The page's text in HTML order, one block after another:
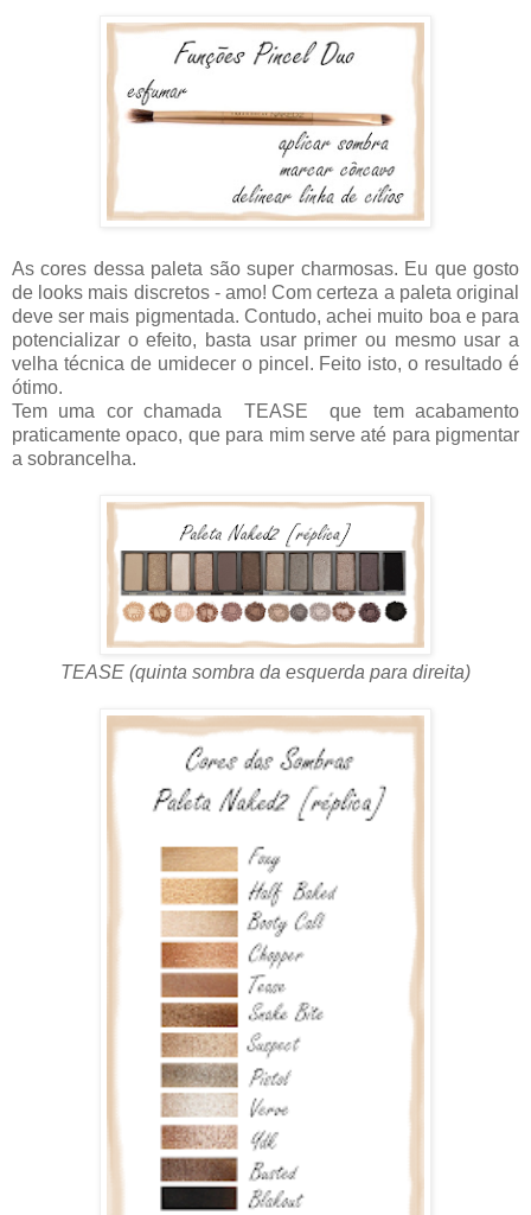
As cores dessa paleta são super charmosas. Eu que gosto
de looks mais discretos - amo! Com certeza a paleta original
deve ser mais pigmentada. Contudo, achei muito boa e para
potencializar o efeito, basta usar primer ou mesmo usar a
velha técnica de umidecer o pincel. Feito isto, o resultado é
ótimo.
Tem uma cor chamada TEASE que tem acabamento
praticamente opaco, que para mim serve até para pigmentar
a sobrancelha.
TEASE (quinta sombra da esquerda para direita)